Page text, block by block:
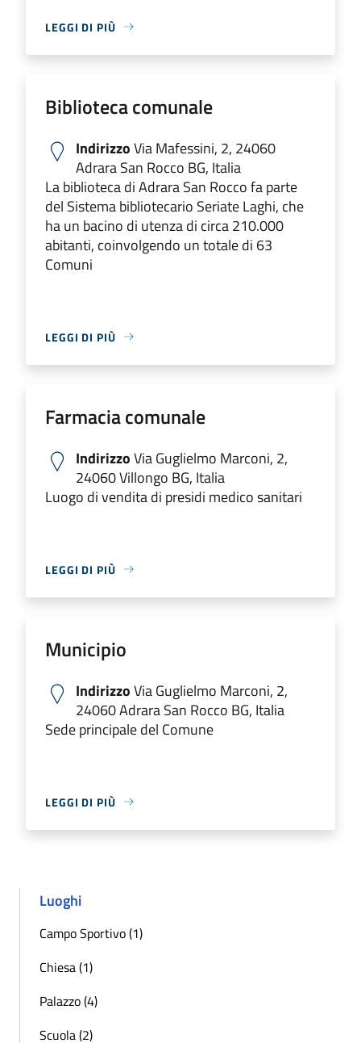
LEGGI DI PIÙ
Biblioteca comunale
IndirizzoVia Mafessini, 2, 24060
Adrara San Rocco BG, Italia
La biblioteca di Adrara San Rocco fa parte
del Sistema bibliotecario Seriate Laghi, che
ha un bacino di utenza di circa 210.000
abitanti, coinvolgendo un totale di 63
Comuni
LEGGI DI PIÙ
Farmacia comunale
IndirizzoVia Guglielmo Marconi, 2,
24060 Villongo BG, Italia
Luogo di vendita di presidi medico sanitari
LEGGI DI PIÙ
Municipio
IndirizzoVia Guglielmo Marconi, 2,
24060 Adrara San Rocco BG, Italia
Sede principale del Comune
LEGGI DI PIÙ
Luoghi
Campo Sportivo (1)
Chiesa (1)
Palazzo (4)
Scuola (2)